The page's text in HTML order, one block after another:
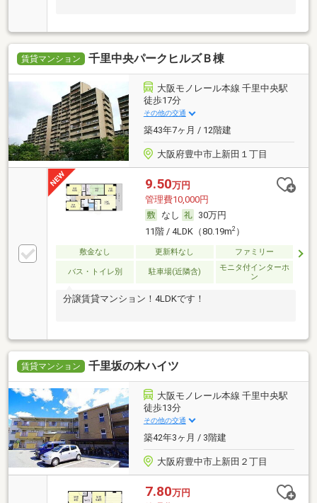
賃貸マンション 千里中央パークヒルズＢ棟
大阪モノレール本線 千里中央駅
徒歩17分
その他の交通
築43年7ヶ月 / 12階建
大阪府豊中市上新田１丁目
9.50万円
管理費10,000円
なし
30万円
11階 / 4LDK（80.19m2）
敷金なし 更新料なし ファミリー
バス・トイレ別 駐車場(近隣含)
モニタ付インターホ
ン
分譲賃貸マンション！4LDKです！
賃貸マンション 千里坂の木ハイツ
大阪モノレール本線 千里中央駅
徒歩13分
その他の交通
築42年3ヶ月 / 3階建
大阪府豊中市上新田２丁目
7.80万円